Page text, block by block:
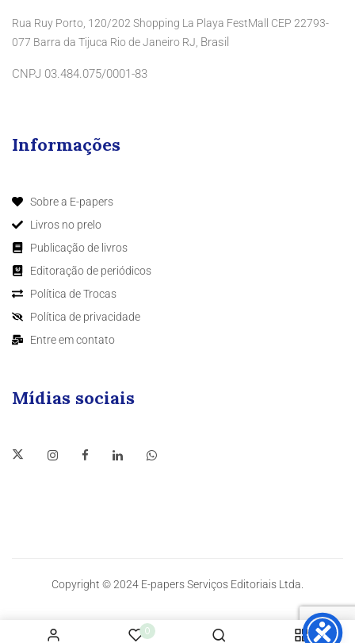
0
Rua Ruy Porto, 120/202 Shopping La Playa FestMall CEP 22793-
077 Barra da Tijuca Rio de Janeiro RJ, Brasil
CNPJ 03.484.075/0001-83
Informações
Sobre a E-papers
Livros no prelo
Publicação de livros
Editoração de periódicos
Política de Trocas
Política de privacidade
Entre em contato
Mídias sociais
Copyright © 2024 E-papers Serviços Editoriais Ltda.